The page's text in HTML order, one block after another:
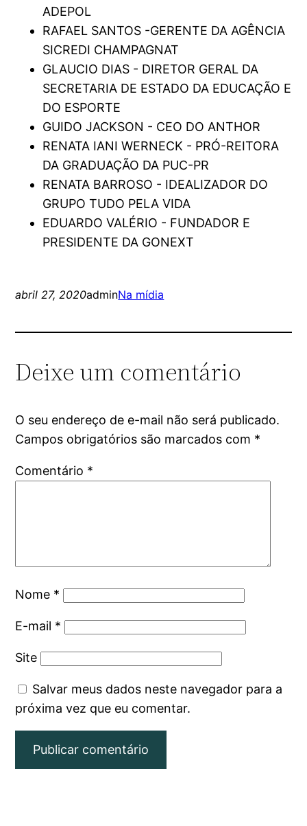
ADEPOL
RAFAEL SANTOS -GERENTE DA AGÊNCIA
SICREDI CHAMPAGNAT
GLAUCIO DIAS - DIRETOR GERAL DA
SECRETARIA DE ESTADO DA EDUCAÇÃO E
DO ESPORTE
GUIDO JACKSON - CEO DO ANTHOR
RENATA IANI WERNECK - PRÓ-REITORA
DA GRADUAÇÃO DA PUC-PR
RENATA BARROSO - IDEALIZADOR DO
GRUPO TUDO PELA VIDA
EDUARDO VALÉRIO - FUNDADOR E
PRESIDENTE DA GONEXT
abril 27, 2020adminNa mídia
Deixe um comentário
O seu endereço de e-mail não será publicado.
Campos obrigatórios são marcados com *
Comentário *
Nome *
E-mail *
Site
Salvar meus dados neste navegador para a
próxima vez que eu comentar.